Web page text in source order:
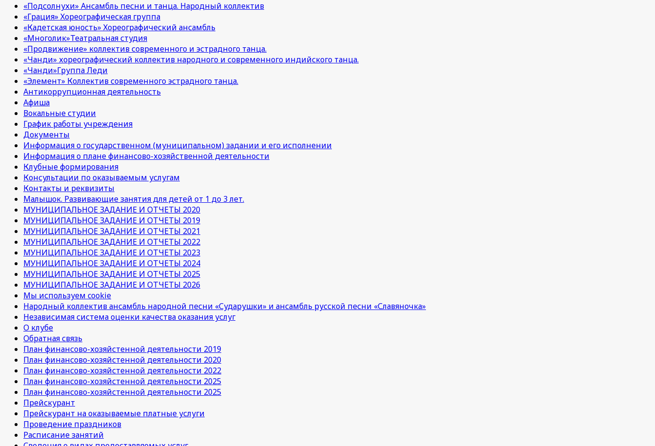
«Подсолнухи» Ансамбль песни и танца. Народный коллектив
«Грация» Хореографическая группа
«Кадетская юность» Хореографический ансамбль
«Многолик»Театральная студия
«Продвижение» коллектив современного и эстрадного танца.
«Чанди» хореографический коллектив народного и современного индийского танца.
«Чанди»Группа Леди
«Элемент» Коллектив современного эстрадного танца.
Антикоррупционная деятельность
Афиша
Вокальные студии
График работы учреждения
Документы
Информация о государственном (муниципальном) задании и его исполнении
Информация о плане финансово-хозяйственной деятельности
Клубные формирования
Консультации по оказываемым услугам
Контакты и реквизиты
Малышок. Развивающие занятия для детей от 1 до 3 лет.
МУНИЦИПАЛЬНОЕ ЗАДАНИЕ И ОТЧЕТЫ 2020
МУНИЦИПАЛЬНОЕ ЗАДАНИЕ И ОТЧЕТЫ 2019
МУНИЦИПАЛЬНОЕ ЗАДАНИЕ И ОТЧЕТЫ 2021
МУНИЦИПАЛЬНОЕ ЗАДАНИЕ И ОТЧЕТЫ 2022
МУНИЦИПАЛЬНОЕ ЗАДАНИЕ И ОТЧЕТЫ 2023
МУНИЦИПАЛЬНОЕ ЗАДАНИЕ И ОТЧЕТЫ 2024
МУНИЦИПАЛЬНОЕ ЗАДАНИЕ И ОТЧЕТЫ 2025
МУНИЦИПАЛЬНОЕ ЗАДАНИЕ И ОТЧЕТЫ 2026
Мы используем cookie
Народный коллектив ансамбль народной песни «Сударушки» и ансамбль русской песни «Славяночка»
Независимая система оценки качества оказания услуг
О клубе
Обратная связь
План финансово-хозяйстенной деятельности 2019
План финансово-хозяйстенной деятельности 2020
План финансово-хозяйстенной деятельности 2022
План финансово-хозяйстенной деятельности 2025
План финансово-хозяйстенной деятельности 2025
Прейскурант
Прейскурант на оказываемые платные услуги
Проведение праздников
Расписание занятий